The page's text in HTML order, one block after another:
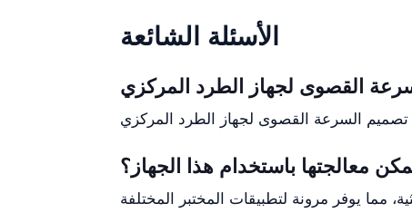
الأسئلة الشائعة
معالجتها باستخدام هذا الجهاز؟